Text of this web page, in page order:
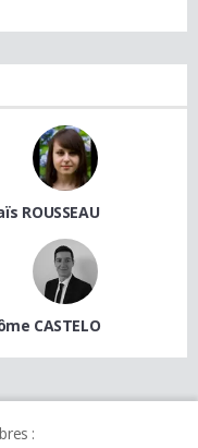
ROUSSEAU
CASTELO
: